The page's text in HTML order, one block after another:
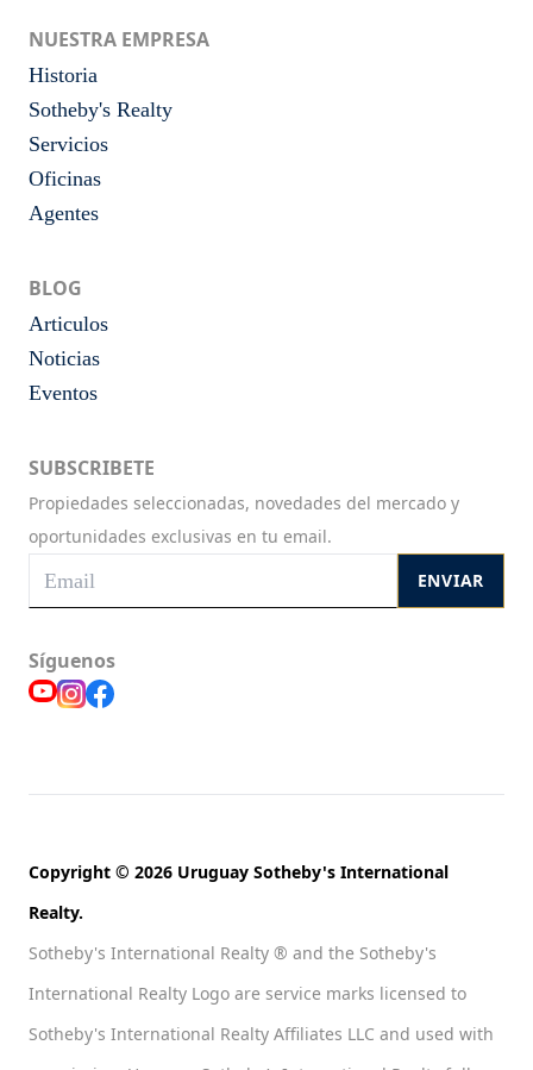
NUESTRA EMPRESA
Historia
Sotheby's Realty
Servicios
Oficinas
Agentes
BLOG
Articulos
Noticias
Eventos
SUBSCRIBETE
Propiedades seleccionadas, novedades del mercado y
oportunidades exclusivas en tu email.
ENVIAR
Síguenos
Copyright © 2026 Uruguay Sotheby's International
Realty.
Sotheby's International Realty ® and the Sotheby's
International Realty Logo are service marks licensed to
Sotheby's International Realty Affiliates LLC and used with